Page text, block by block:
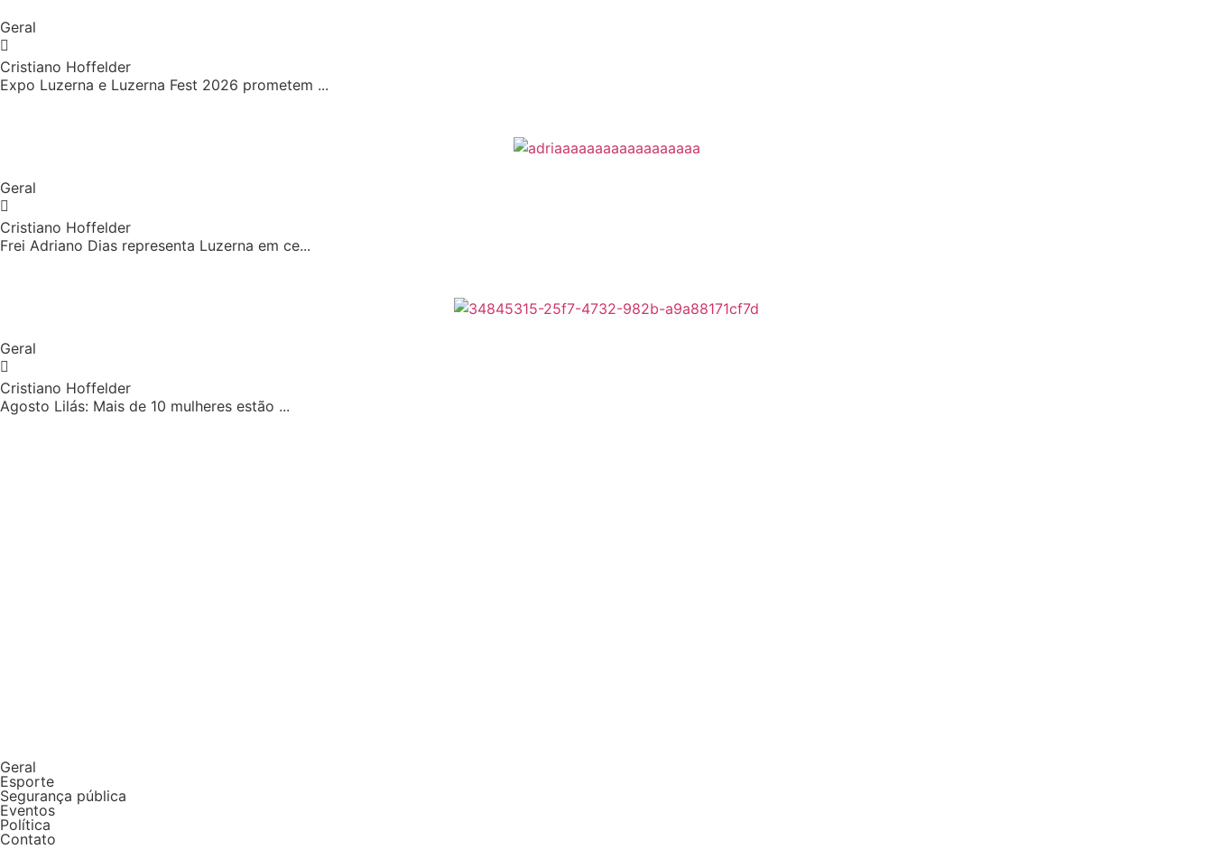
Geral
Cristiano Hoffelder
Expo Luzerna e Luzerna Fest 2026 prometem ...
Geral
Cristiano Hoffelder
Frei Adriano Dias representa Luzerna em ce...
Geral
Cristiano Hoffelder
Agosto Lilás: Mais de 10 mulheres estão ...
Geral
Esporte
Segurança pública
Eventos
Política
Contato